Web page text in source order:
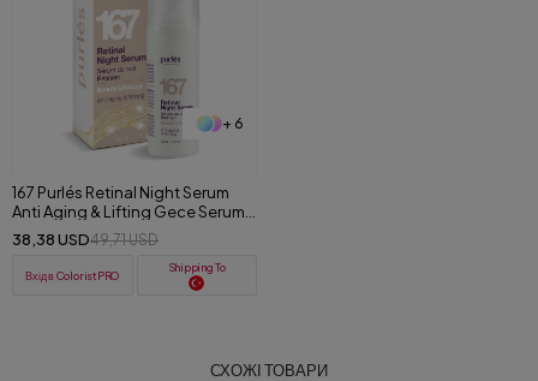
+ 6
167 Purlés Retinal Night Serum
Anti Aging & Lifting Gece Serumu
30ml
38,38 USD49,71 USD
Вхід в ColoristPRO
Shipping To
СХОЖІ ТОВАРИ